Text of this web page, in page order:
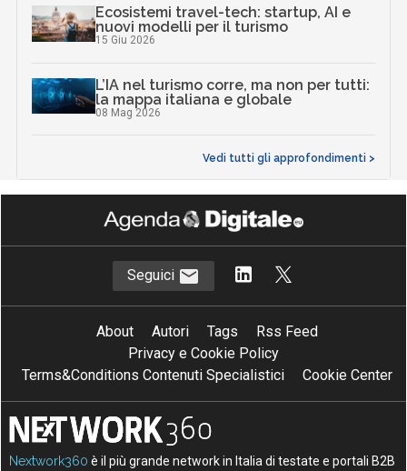
Ecosistemi travel-tech: startup, AI e
nuovi modelli per il turismo
15 Giu 2026
L’IA nel turismo corre, ma non per tutti:
la mappa italiana e globale
08 Mag 2026
Vedi tutti gli approfondimenti >
Seguici
About Autori Tags
Rss Feed
Privacy e Cookie Policy
Terms&Conditions Contenuti Specialistici
Cookie Center
Nextwork360 è il più grande network in Italia di testate e portali B2B